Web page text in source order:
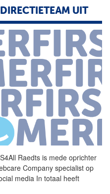
UIT
Raedts is mede oprichter
Company specialist op
media In totaal heeft